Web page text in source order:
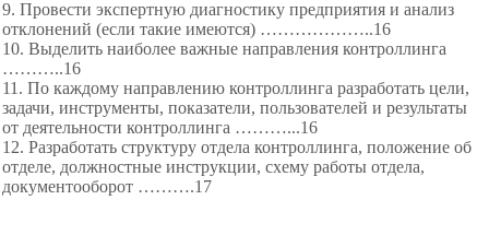
9. Провести экспертную диагностику предприятия и анализ
отклонений (если такие имеются) ………………..16
10. Выделить наиболее важные направления контроллинга
………..16
11. По каждому направлению контроллинга разработать цели,
задачи, инструменты, показатели, пользователей и результаты
от деятельности контроллинга ………...16
12. Разработать структуру отдела контроллинга, положение об
отделе, должностные инструкции, схему работы отдела,
документооборот ……….17